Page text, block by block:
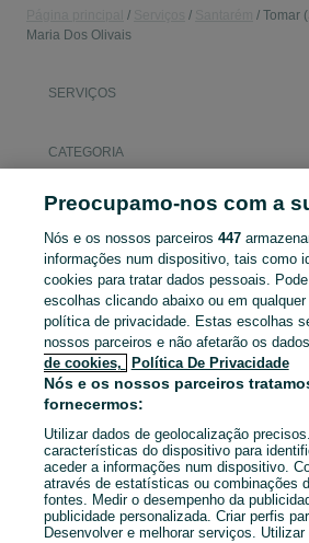
Tomar
Maria Dos Olivais
SERVIÇOS
CATEGORIA
Pesquisas populares
aluguer de carrinha caixa aberta
Mapa do site
Mapa das freguesias
Mapa de mini-sites
Pesquisas populares
Preocupamo-nos com a
Nós e os nossos parceiros 447
informações num dispositivo, tais como
cookies para tratar dados pessoais.
escolhas clicando abaixo ou em
política de privacidade. Estas escolhas
nossos parceiros e não afetarão os
de cookies,
Política De Privacidade
Nós e os nossos parceiros
fornecermos:
Utilizar dados de geolocalização
características do dispositivo para
aceder a informações num dispositivo.
através de estatísticas ou combinações
fontes. Medir o desempenho da
publicidade personalizada. Criar perfis
Desenvolver e melhorar serviços.